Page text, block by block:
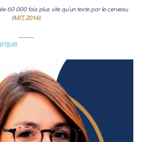
60 000 fois plus vite qu’un texte par le cerveau
(MIT, 2014).